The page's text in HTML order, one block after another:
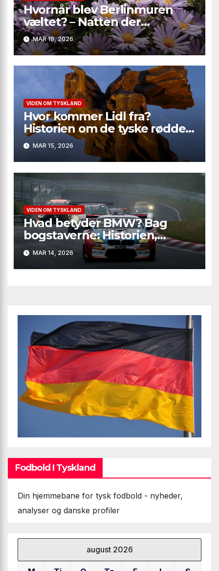
Hvornår blev Berlinmuren
væltet? – Natten der
ændrede verden
MAR 18, 2026
VIDEN OM TYSKLAND
Hvor kommer Lidl fra?
Historien om de tyske rødder
bag en global discount-
kæmpe
MAR 15, 2026
VIDEN OM TYSKLAND
Hvad betyder BMW? Bag
bogstaverne: Historien,
logoet og magien bag
mærket
MAR 14, 2026
Fodbold I Tyskland
Din hjemmebane for tysk fodbold - nyheder,
analyser og danske profiler
august 2026